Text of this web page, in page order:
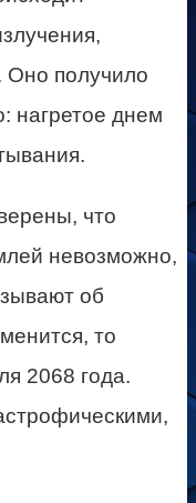
Оно получило
нагретое днем
что
невозможно,
об
то
2068 года.